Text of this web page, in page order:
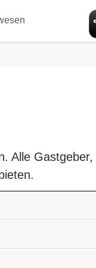
Alle Gastgeber,
werden